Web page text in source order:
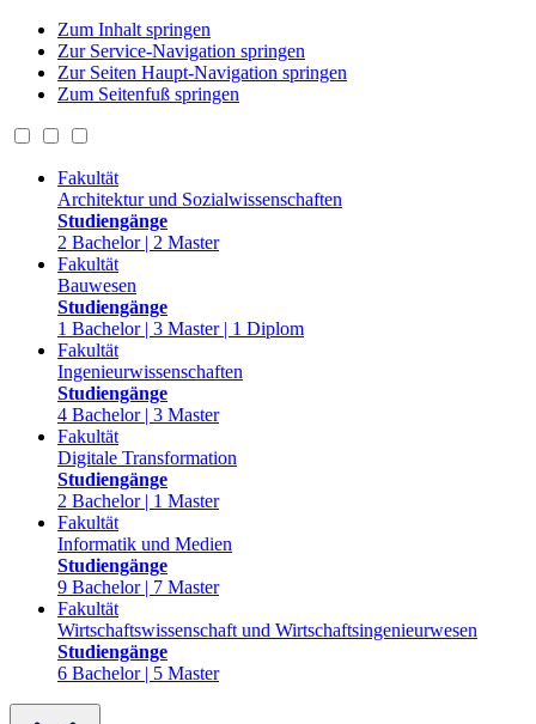
Zum Inhalt springen
Zur Service-Navigation springen
Zur Seiten Haupt-Navigation springen
Zum Seitenfuß springen
Fakultät
Architektur und Sozialwissenschaften
Studiengänge
2 Bachelor | 2 Master
Fakultät
Bauwesen
Studiengänge
1 Bachelor | 3 Master | 1 Diplom
Fakultät
Ingenieurwissenschaften
Studiengänge
4 Bachelor | 3 Master
Fakultät
Digitale Transformation
Studiengänge
2 Bachelor | 1 Master
Fakultät
Informatik und Medien
Studiengänge
9 Bachelor | 7 Master
Fakultät
Wirtschaftswissenschaft und Wirtschaftsingenieurwesen
Studiengänge
6 Bachelor | 5 Master